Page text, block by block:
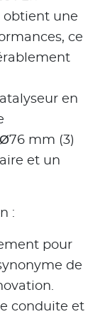
obtient une
ce
en
mm (3)
et un
:
pour
de
conduite et